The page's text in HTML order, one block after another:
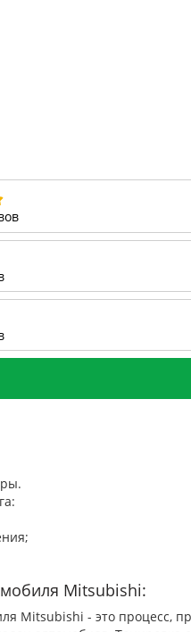
Mitsubishi:
Mitsubishi - это процесс,